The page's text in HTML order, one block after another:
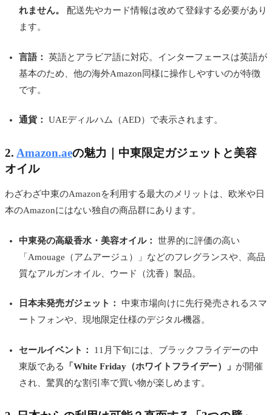
れません。
配送先やカード情報は改めて登録する必要があり
ます。
言語：
英語とアラビア語に対応。インターフェースは英語が
基本のため、他の海外Amazon同様に操作しやすいのが特徴
です。
通貨： UAEディルハム（AED）で表示されます。
2. Amazon.aeの魅力｜中東限定ガジェットと美容
オイル
わざわざ中東のAmazonを利用する最大のメリットは、欧米や日
本のAmazonにはない独自の商品群にあります。
中東発の高級香水・美容オイル：
世界的に評価の高い
「Amouage（アムアージュ）」などのフレグランスや、高品
質なアルガンオイル、ウード（沈香）製品。
日本未発売ガジェット：
中東市場向けに先行発売されるスマ
ートフォンや、現地限定仕様のデジタル機器。
セールイベント：
11月下旬には、ブラックフライデーの中
東版である 「White Friday（ホワイトフライデー）」 が開催
され、驚異的な割引率で買い物が楽しめます。